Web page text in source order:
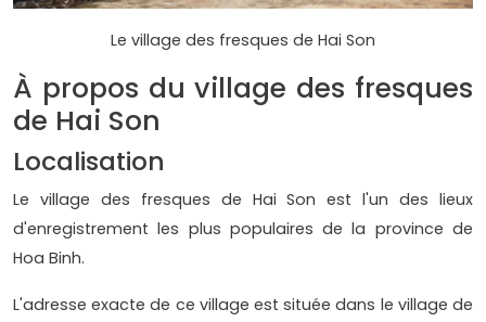
Le village des fresques de Hai Son
À propos du village des fresques
de Hai Son
Localisation
Le village des fresques de Hai Son est l'un des lieux
d'enregistrement les plus populaires de la province de
Hoa Binh.
L'adresse exacte de ce village est située dans le village de